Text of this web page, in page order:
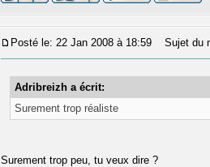
Posté le: 22 Jan 2008 à 18:59 Sujet du
Adribreizh a écrit:
Surement trop réaliste
Surement trop peu, tu veux dire ?